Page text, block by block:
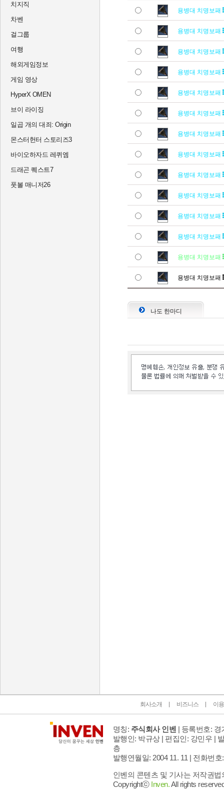
치지직
차벤
걸그룹
여행
해외게임정보
게임 영상
HyperX OMEN
브이 라이징
일곱 개의 대죄: Origin
몬스터헌터 스토리즈3
바이오하자드 레퀴엠
드래곤 퀘스트7
풋볼 매니저26
용병대 치명보패
용병대 치명보패
용병대 치명보패
용병대 치명보패
용병대 치명보패
용병대 치명보패
용병대 치명보패
용병대 치명보패
용병대 치명보패
용병대 치명보패
용병대 치명보패
용병대 치명보패
용병대 치명보패
용병대 치명보패
나도 한마디
회사소개 비즈니스 이
명칭: 주식회사 인벤 | 등록번호: 경
발행인: 박규상 | 편집인: 강민우 |
층
발행연월일: 2004 11. 11 | 전화번호
인벤의 콘텐츠 및 기사는 저작권
Copyrightⓒ Inven.All rights